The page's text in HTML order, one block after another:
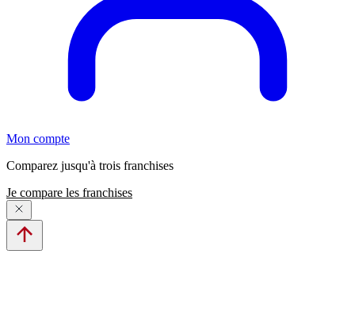
Mon compte
Comparez jusqu'à trois franchises
Je compare les franchises